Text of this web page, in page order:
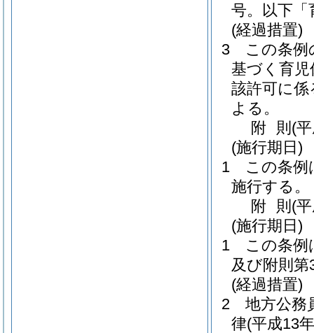
号。以下「
(経過措置)
3
この条例
基づく育
該許可に
よる。
附 則 (
(施行期日)
1
この条例
施行する。
附 則 (
(施行期日)
1
この条例
及び附則
(経過措置)
2
地方公務
律(平成13